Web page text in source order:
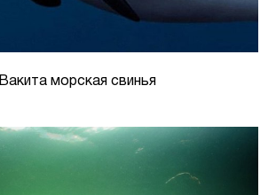
Вакита морская свинья